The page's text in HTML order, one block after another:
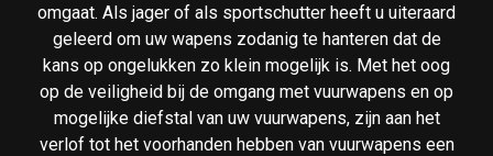
omgaat. Als jager of als sportschutter heeft u uiteraard
geleerd om uw wapens zodanig te hanteren dat de
kans op ongelukken zo klein mogelijk is. Met het oog
op de veiligheid bij de omgang met vuurwapens en op
mogelijke diefstal van uw vuurwapens, zijn aan het
verlof tot het voorhanden hebben van vuurwapens een